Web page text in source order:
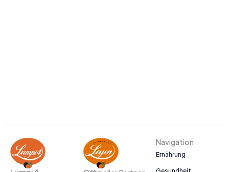
Navigation
Ernährung